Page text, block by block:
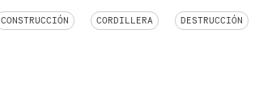
CONSTRUCCIÓN CORDILLERA DESTRUCCIÓN